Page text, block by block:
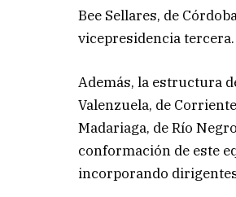
Bee Sellares, de
vicepresidencia tercera.
Además, la estructura
Valenzuela, de
Madariaga, de Río
conformación de este
incorporando